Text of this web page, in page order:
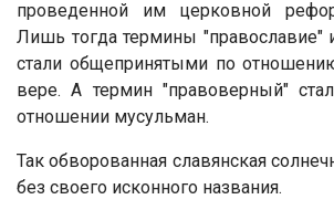
проведенной им церковной
Лишь тогда термины "православие"
стали общепринятыми по
вере. А термин "правоверный"
отношении мусульман.
Так обворованная славянская
без своего исконного названия.